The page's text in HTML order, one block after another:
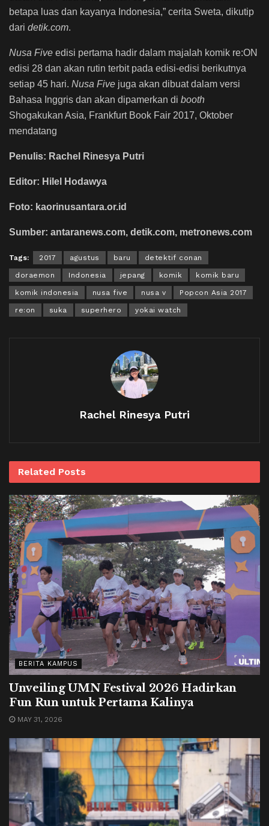
betapa luas dan kayanya Indonesia,” cerita Sweta, dikutip
dari detik.com.
Nusa Five edisi pertama hadir dalam majalah komik re:ON
edisi 28 dan akan rutin terbit pada edisi-edisi berikutnya
setiap 45 hari. Nusa Five juga akan dibuat dalam versi
Bahasa Inggris dan akan dipamerkan di booth
Shogakukan Asia, Frankfurt Book Fair 2017, Oktober
mendatang
Penulis: Rachel Rinesya Putri
Editor: Hilel Hodawya
Foto: kaorinusantara.or.id
Sumber: antaranews.com, detik.com, metronews.com
Tags: 2017 agustus baru detektif conan
doraemon Indonesia jepang komik komik baru
komik indonesia nusa five nusa v Popcon Asia 2017
re:on suka superhero yokai watch
Rachel Rinesya Putri
Related Posts
BERITA KAMPUS
Unveiling UMN Festival 2026 Hadirkan
Fun Run untuk Pertama Kalinya
MAY 31, 2026